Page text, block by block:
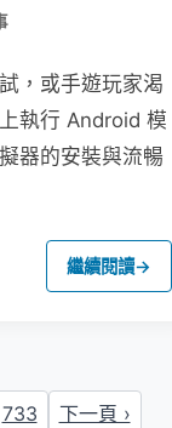
，或手遊玩家渴
執行 Android 模
器的安裝與流暢
繼續閱讀→
733 下一頁 ›